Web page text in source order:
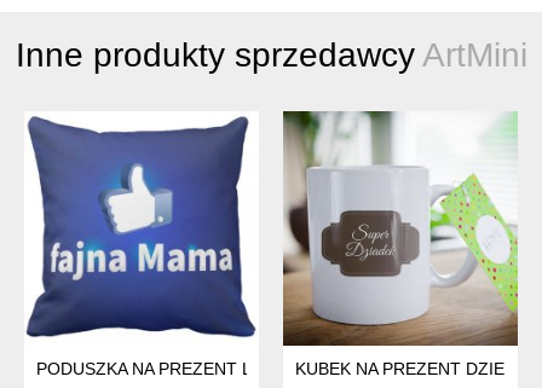
Inne produkty sprzedawcy ArtMini
PODUSZKA NA PREZENT LIKE FAJNA MAMA DZIEŃ MAMY
KUBEK NA PREZENT DZIEŃ